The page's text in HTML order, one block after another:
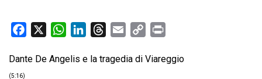
c
W
a
n
r
a
p
i
Dante De Angelis e la tragedia di Viareggio
(5:16)